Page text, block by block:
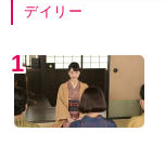
デイリー
1